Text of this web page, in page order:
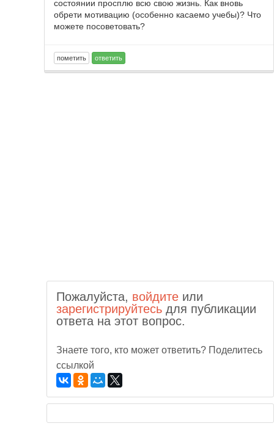
состоянии просплю всю свою жизнь. Как вновь
обрети мотивацию (особенно касаемо учебы)? Что
можете посоветовать?
Пожалуйста, войдите или
зарегистрируйтесь для публикации
ответа на этот вопрос.
Знаете того, кто может ответить? Поделитесь
ссылкой